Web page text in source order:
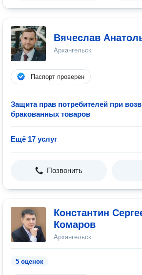
Вячеслав
Архангельск
Паспорт проверен
Защита прав потребителей при
бракованных товаров
Ещё 17 услуг
Позвонить
Константин
Комаров
Архангельск
5 оценок